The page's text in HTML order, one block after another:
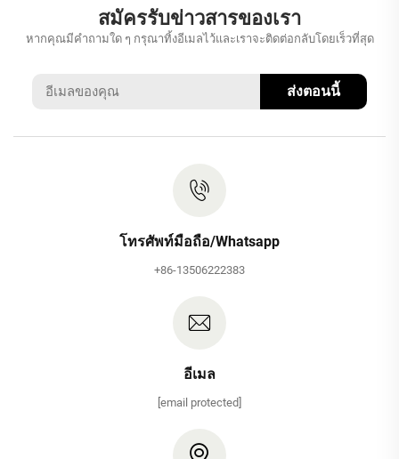
สมัครรับข่าวสารของเรา
หากคุณมีคำถามใด ๆ กรุณาทิ้งอีเมลไว้และเราจะติดต่อกลับโดยเร็วที่สุด
ส่งตอนนี้
โทรศัพท์มือถือ/Whatsapp
+86-13506222383
อีเมล
[email protected]